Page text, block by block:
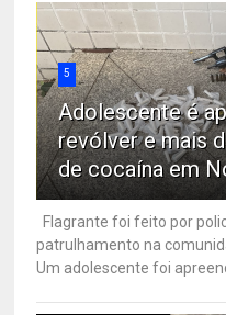
5
Adolescente é
revólver e mais
de cocaína em
Flagrante foi feito por
patrulhamento na
Um adolescente foi